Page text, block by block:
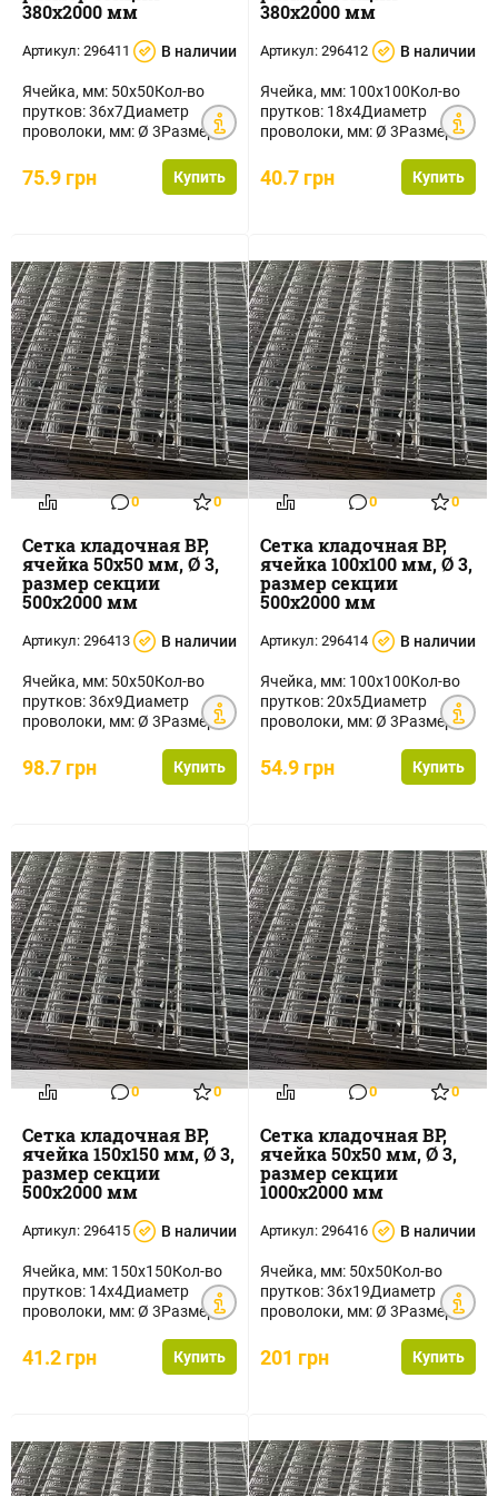
380х2000 мм
Артикул: 296411 В наличии
Ячейка, мм: 50х50Кол-во
прутков: 36х7Диаметр
проволоки, мм: Ø 3Размер
380х2000Площадь се...
75.9 грн Купить
380х2000 мм
Артикул: 296412 В наличии
Ячейка, мм: 100х100Кол-во
прутков: 18х4Диаметр
проволоки, мм: Ø 3Размер
380х2000Площадь ...
40.7 грн Купить
0 0
Сетка кладочная ВР,
ячейка 50х50 мм, Ø 3,
размер секции
500х2000 мм
Артикул: 296413 В наличии
Ячейка, мм: 50х50Кол-во
прутков: 36х9Диаметр
проволоки, мм: Ø 3Размер
500х2000Площадь се...
98.7 грн Купить
0 0
Сетка кладочная ВР,
ячейка 100х100 мм, Ø 3,
размер секции
500х2000 мм
Артикул: 296414 В наличии
Ячейка, мм: 100х100Кол-во
прутков: 20х5Диаметр
проволоки, мм: Ø 3Размер
500х2000Площадь ...
54.9 грн Купить
0 0
Сетка кладочная ВР,
ячейка 150х150 мм, Ø 3,
размер секции
500х2000 мм
Артикул: 296415 В наличии
Ячейка, мм: 150х150Кол-во
прутков: 14х4Диаметр
проволоки, мм: Ø 3Размер
500х2000Площадь ...
41.2 грн Купить
0 0
Сетка кладочная ВР,
ячейка 50х50 мм, Ø 3,
размер секции
1000х2000 мм
Артикул: 296416 В наличии
Ячейка, мм: 50х50Кол-во
прутков: 36х19Диаметр
проволоки, мм: Ø 3Размер
1000х2000Площадь ...
201 грн Купить